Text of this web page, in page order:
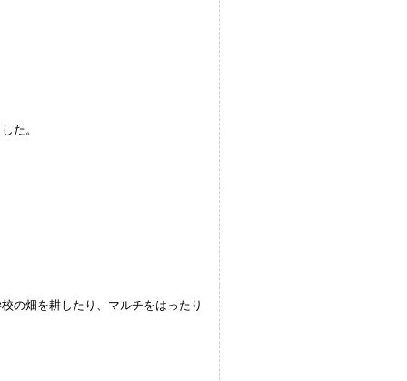
た。
の畑を耕したり、マルチをはったり